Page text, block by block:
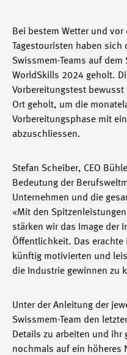
Bei bestem Wetter und vor
Tagestouristen haben
Swissmem-Teams auf
WorldSkills 2024 geholt.
Vorbereitungstest
Ort geholt, um die
Vorbereitungsphase mit
abzuschliessen.
Stefan Scheiber, CEO
Bedeutung der
Unternehmen und die
«Mit den
stärken wir das Image der
Öffentlichkeit. Das
künftig motivierten und
die Industrie gewinnen zu
Unter der Anleitung der
Swissmem-Team den
Details zu arbeiten und ihr
nochmals auf ein höheres